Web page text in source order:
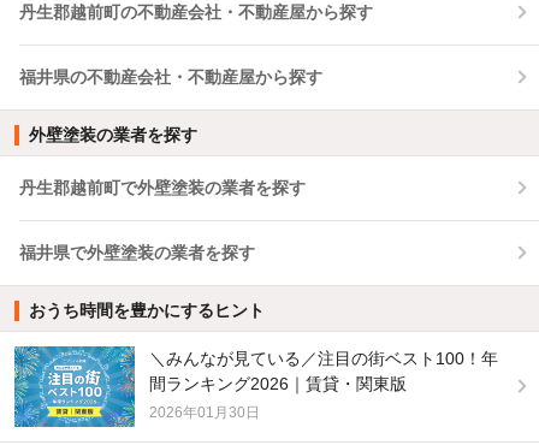
丹生郡越前町の不動産会社・不動産屋から探す
福井県の不動産会社・不動産屋から探す
外壁塗装の業者を探す
丹生郡越前町で外壁塗装の業者を探す
福井県で外壁塗装の業者を探す
おうち時間を豊かにするヒント
＼みんなが見ている／注目の街ベスト100！年
間ランキング2026｜賃貸・関東版
2026年01月30日